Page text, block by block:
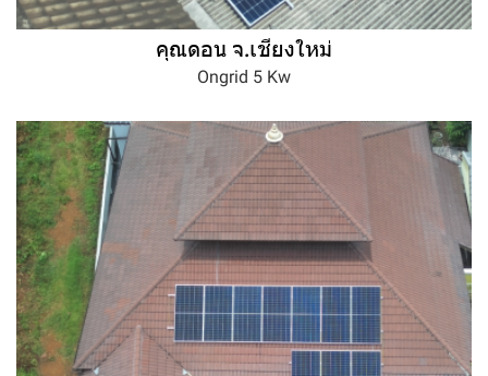
คุณดอน จ.เชียงใหม่
Ongrid 5 Kw